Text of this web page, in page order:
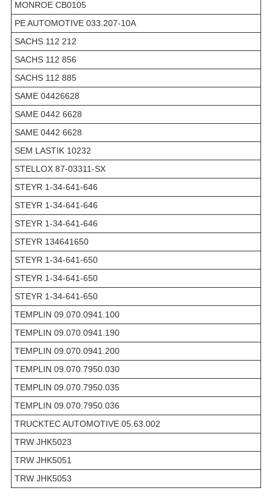
MONROE CB0105
PE AUTOMOTIVE 033.207-10A
SACHS 112 212
SACHS 112 856
SACHS 112 885
SAME 04426628
SAME 0442 6628
SAME 0442 6628
SEM LASTIK 10232
STELLOX 87-03311-SX
STEYR 1-34-641-646
STEYR 1-34-641-646
STEYR 1-34-641-646
STEYR 134641650
STEYR 1-34-641-650
STEYR 1-34-641-650
STEYR 1-34-641-650
TEMPLIN 09.070.0941.100
TEMPLIN 09.070.0941.190
TEMPLIN 09.070.0941.200
TEMPLIN 09.070.7950.030
TEMPLIN 09.070.7950.035
TEMPLIN 09.070.7950.036
TRUCKTEC AUTOMOTIVE 05.63.002
TRW JHK5023
TRW JHK5051
TRW JHK5053